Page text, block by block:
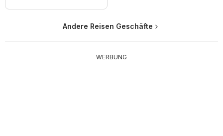
Andere Reisen Geschäfte
WERBUNG